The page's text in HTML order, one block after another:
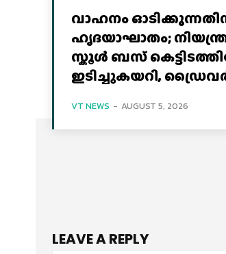
വാഹനം
ഹൃദയാഘാതം;
സ്കൂൾ ബസ്
ഇടിച്ചുകയറി, ഡ്രൈവർ
VT NEWS - AUGUST 5, 2026
LEAVE A REPLY